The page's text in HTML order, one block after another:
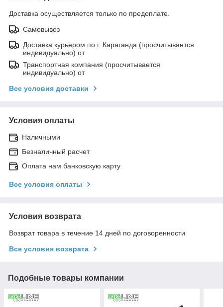
Доставка осуществляется только по предоплате.
Самовывоз
Доставка курьером по г. Караганда (просчитывается
индивидуально) от
Транспортная компания (просчитывается
индивидуально) от
Все условия доставки
Условия оплаты
Наличными
Безналичный расчет
Оплата нам банковскую карту
Все условия оплаты
Условия возврата
Возврат товара в течение 14 дней по договоренности
Все условия возврата
Подобные товары компании